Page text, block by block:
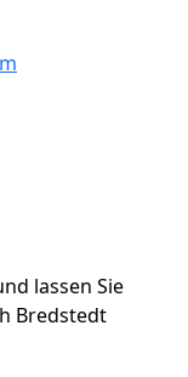
lassen Sie
Bredstedt